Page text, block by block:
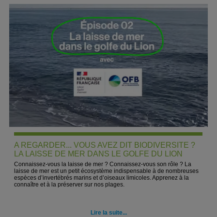
A REGARDER... VOUS AVEZ DIT BIODIVERSITE ?
LA LAISSE DE MER DANS LE GOLFE DU LION
Connaissez-vous la laisse de mer ? Connaissez-vous son rôle ? La
laisse de mer est un petit écosystème indispensable à de nombreuses
espèces d’invertébrés marins et d’oiseaux limicoles. Apprenez à la
connaître et à la préserver sur nos plages.
Lire la suite...